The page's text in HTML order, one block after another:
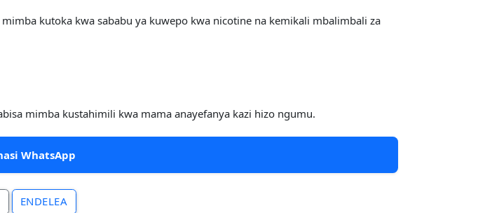
kutoka kwa sababu ya kuwepo kwa nicotine na kemikali mbalimbali za
mimba kustahimili kwa mama anayefanya kazi hizo ngumu.
WhatsApp
ENDELEA